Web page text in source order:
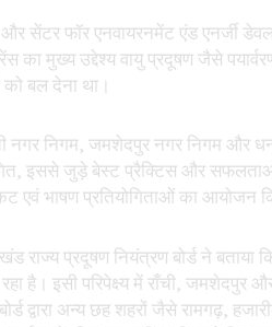
सेंटर फॉर एनवायरनमेंट एंड एनर्जी
का मुख्य उद्देश्य वायु प्रदूषण जैसे
बल देना था।
निगम, जमशेदपुर नगर निगम और
इससे जुड़े बेस्ट प्रैक्टिस और
एवं भाषण प्रतियोगिताओं का आयोजन
राज्य प्रदूषण नियंत्रण बोर्ड ने
है। इसी परिपेक्ष्य में राँची,
द्वारा अन्य छह शहरों जैसे रामगढ़,